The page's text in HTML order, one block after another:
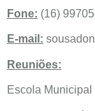
Fone: (16)
E-mail:
Reuniões:
Escola